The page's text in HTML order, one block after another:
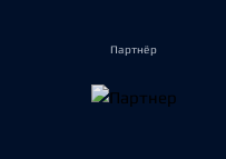
Партнёр